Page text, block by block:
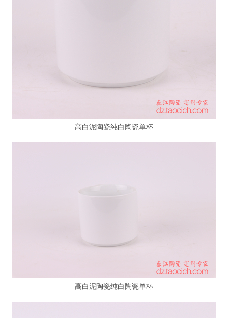
高白泥陶瓷纯白陶瓷单杯
高白泥陶瓷纯白陶瓷单杯